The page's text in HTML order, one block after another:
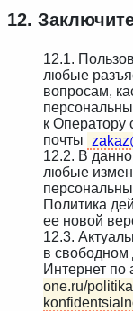
12.
12.1.
любые
вопросам,
к Оператору
почты
12.2. В
любые
Политика
ее новой
12.3.
в свободном
Интернет по
one.ru/